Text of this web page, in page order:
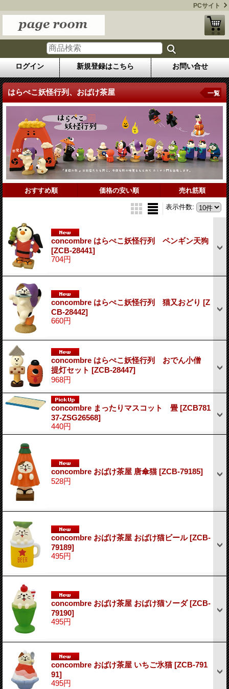
PCサイト
ログイン 新規登録はこちら お問い合せ
はらぺこ妖怪行列、おばけ茶屋 一覧
おすすめ順 価格の安い順 売れ筋順
表示件数:
concombre はらぺこ妖怪行列 ペンギン天狗
[ZCB-28441]
704円
concombre はらぺこ妖怪行列 猫又おどり [Z
CB-28442]
660円
concombre はらぺこ妖怪行列 おでん小僧
提灯セット [ZCB-28447]
968円
concombre まったりマスコット 畳 [ZCB781
37-ZSG26568]
440円
concombre おばけ茶屋 唐傘猫[ZCB-79185]
528円
concombre おばけ茶屋 おばけ猫ビール[ZCB-
79189]
495円
concombre おばけ茶屋 おばけ猫ソーダ[ZCB-
79190]
495円
concombre おばけ茶屋 いちご氷猫[ZCB-791
91]
495円